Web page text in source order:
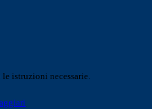
istruzioni necessarie.